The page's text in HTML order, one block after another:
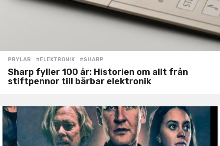
PRYLAR #ELEKTRONIK ,#SHARP
Sharp fyller 100 år: Historien om allt från
stiftpennor till bärbar elektronik